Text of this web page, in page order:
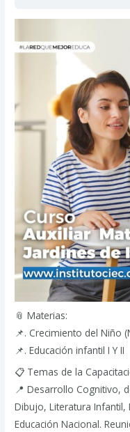
📎 Materias:
📌. Crecimiento del Niño
📌. Educación infantil I Y II
📋 Temas de la
📍 Desarrollo Cognitivo,
Dibujo, Literatura Infantil,
Educación Nacional.